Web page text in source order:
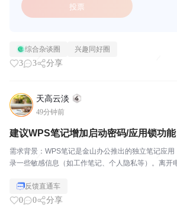
投票
综合杂谈圈 兴趣同好圈
3 3 分享
天高云淡
49分钟前
建议WPS笔记增加启动密码/应用锁功能
需求背景：WPS笔记是金山办公推出的独立笔记应
录一些敏感信息（如工作笔记、个人隐私等）。离开
样，增加"启动密码"或"应用锁"功能，每次打开W...
反馈直通车
0 0 分享